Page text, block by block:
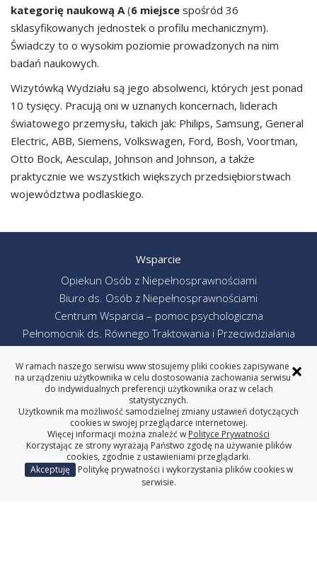
kategorię naukową A (6 miejsce spośród 36
sklasyfikowanych jednostek o profilu mechanicznym).
Świadczy to o wysokim poziomie prowadzonych na nim
badań naukowych.
Wizytówką Wydziału są jego absolwenci, których jest ponad
10 tysięcy. Pracują oni w uznanych koncernach, liderach
światowego przemysłu, takich jak: Philips, Samsung, General
Electric, ABB, Siemens, Volkswagen, Ford, Bosh, Voortman,
Otto Bock, Aesculap, Johnson and Johnson, a także
praktycznie we wszystkich większych przedsiębiorstwach
województwa podlaskiego.
Wsparcie
Opiekun Osób z Niepełnosprawnościami
Biuro ds. Osób z Niepełnosprawnościami
Centrum Wsparcia – pomoc psychologiczna
Pełnomocnik ds. Równego Traktowania i Przeciwdziałania
Dyskryminacji
Obsługa informatyczna Politechniki Białostockiej
Linki
Redakcja serwisu www
Deklaracja dostępności
Polityka prywatności
Poprzednia wersja serwisu www
Politechnika Białostocka
×
W ramach naszego serwisu www stosujemy pliki cookies zapisywane
na urządzeniu użytkownika w celu dostosowania zachowania serwisu
do indywidualnych preferencji użytkownika oraz w celach
statystycznych.
Użytkownik ma możliwość samodzielnej zmiany ustawień dotyczących
cookies w swojej przeglądarce internetowej.
Więcej informacji można znaleźć w Polityce Prywatności
Korzystając ze strony wyrażają Państwo zgodę na używanie plików
cookies, zgodnie z ustawieniami przeglądarki.
Akceptuję
Politykę prywatności i wykorzystania plików cookies w
serwisie.